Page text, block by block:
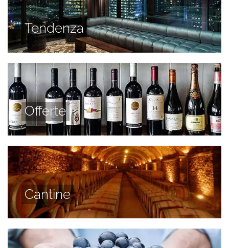
Tendenza
Offerte
Cantine